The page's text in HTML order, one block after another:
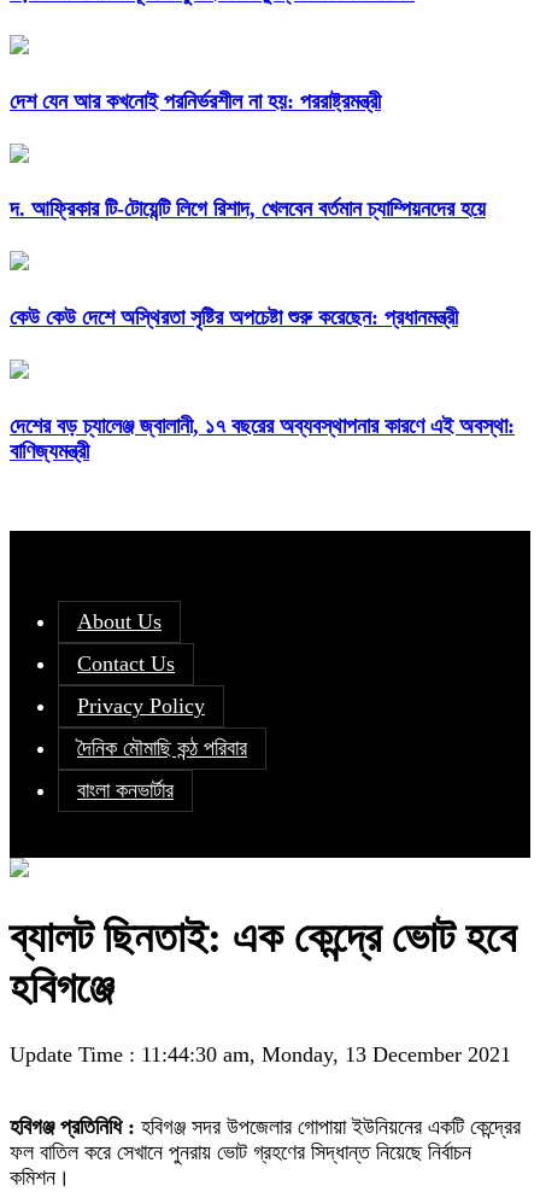
দেশ যেন আর কখনোই পরনির্ভরশীল না হয়: পররাষ্ট্রমন্ত্রী
দ. আফ্রিকার টি-টোয়েন্টি লিগে রিশাদ, খেলবেন বর্তমান চ্যাম্পিয়নদের হয়ে
কেউ কেউ দেশে অস্থিরতা সৃষ্টির অপচেষ্টা শুরু করেছেন: প্রধানমন্ত্রী
দেশের বড় চ্যালেঞ্জ জ্বালানী, ১৭ বছরের অব্যবস্থাপনার কারণে এই অবস্থা:
বাণিজ্যমন্ত্রী
About Us
Contact Us
Privacy Policy
দৈনিক মৌমাছি কন্ঠ পরিবার
বাংলা কনভার্টার
ব্যালট ছিনতাই: এক কেন্দ্রে ভোট হবে
হবিগঞ্জে
Update Time : 11:44:30 am, Monday, 13 December 2021
হবিগঞ্জ প্রতিনিধি : হবিগঞ্জ সদর উপজেলার গোপায়া ইউনিয়নের একটি কেন্দ্রের
ফল বাতিল করে সেখানে পুনরায় ভোট গ্রহণের সিদ্ধান্ত নিয়েছে নির্বাচন
কমিশন।